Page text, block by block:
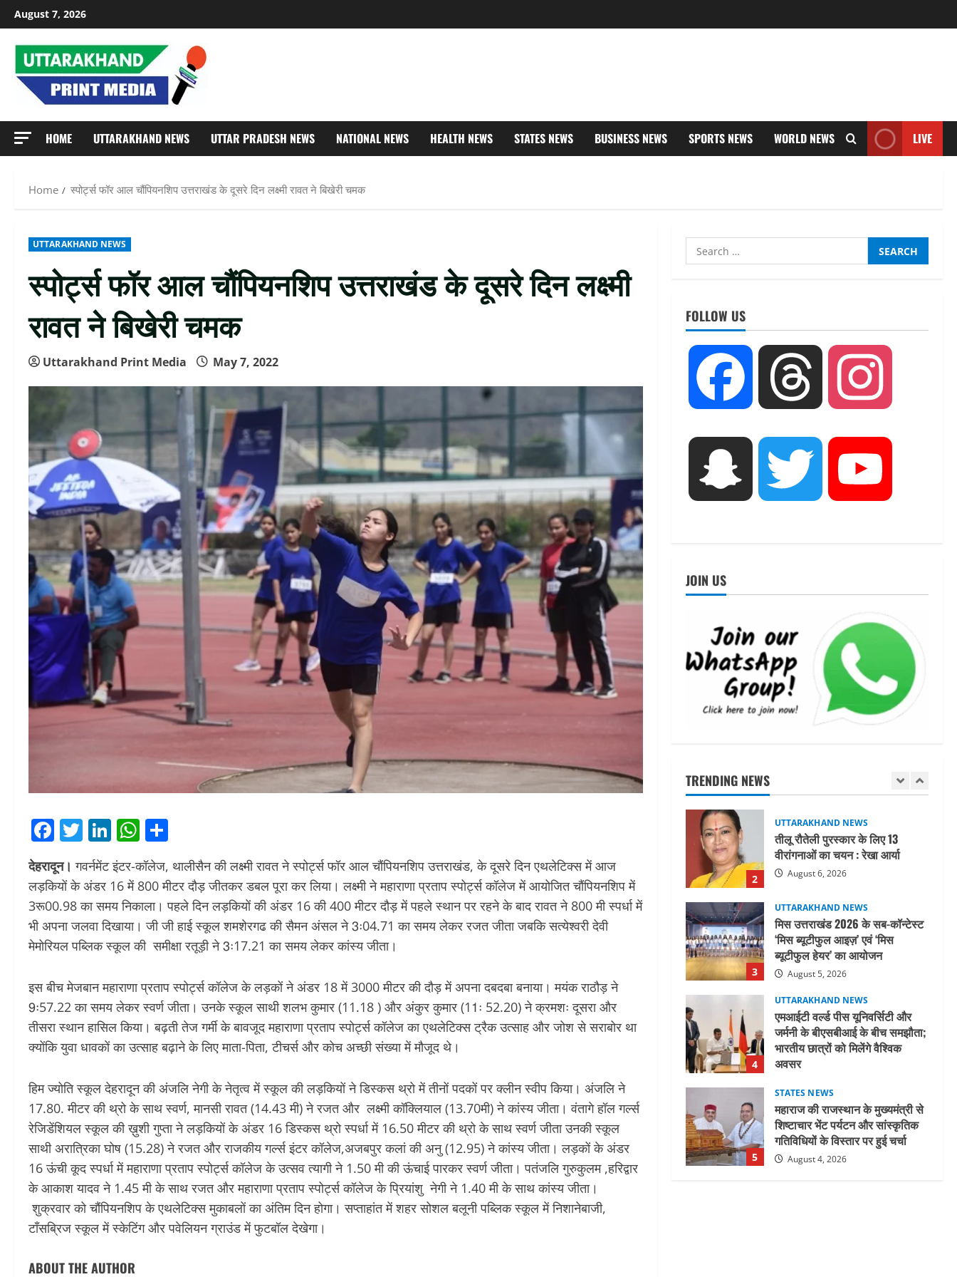
Skip
to
content
August 7, 2026
HOME UTTARAKHAND NEWS UTTAR PRADESH NEWS NATIONAL NEWS HEALTH NEWS STATES NEWS BUSINESS NEWS SPORTS NEWS WORLD NEWS LIVE
Home स्पोर्ट्स फॉर आल चौंपियनशिप उत्तराखंड के दूसरे दिन लक्ष्मी रावत ने बिखेरी चमक
UTTARAKHAND NEWS
स्पोर्ट्स फॉर आल चौंपियनशिप उत्तराखंड के दूसरे दिन लक्ष्मी
रावत ने बिखेरी चमक
Uttarakhand Print Media May 7, 2022
Facebook
Twitter
LinkedIn
WhatsApp
देहरादून। गवर्नमेंट इंटर-कॉलेज, थालीसैन की लक्ष्मी रावत ने स्पोर्ट्स फॉर आल चौंपियनशिप उत्तराखंड, के दूसरे दिन एथलेटिक्स में आज
लड़कियों के अंडर 16 में 800 मीटर दौड़ जीतकर डबल पूरा कर लिया। लक्ष्मी ने महाराणा प्रताप स्पोर्ट्स कॉलेज में आयोजित चौंपियनशिप में
3रू00.98 का समय निकाला। पहले दिन लड़कियों की अंडर 16 की 400 मीटर दौड़ में पहले स्थान पर रहने के बाद रावत ने 800 मी स्पर्धा में
भी अपना जलवा दिखाया। जी जी हाई स्कूल शमशेरगढ की सैमन अंसल ने 3ः04.71 का समय लेकर रजत जीता जबकि सत्येश्वरी देवी
मेमोरियल पब्लिक स्कूल की समीक्षा रतूड़ी ने 3ः17.21 का समय लेकर कांस्य जीता।
इस बीच मेजबान महाराणा प्रताप स्पोर्ट्स कॉलेज के लड़कों ने अंडर 18 में 3000 मीटर की दौड़ में अपना दबदबा बनाया। मयंक राठौड़ ने
9ः57.22 का समय लेकर स्वर्ण जीता। उनके स्कूल साथी शलभ कुमार (11.18 ) और अंकुर कुमार (11ः 52.20) ने क्रमशः दूसरा और
तीसरा स्थान हासिल किया। बढ़ती तेज गर्मी के बावजूद महाराणा प्रताप स्पोर्ट्स कॉलेज का एथलेटिक्स ट्रैक उत्साह और जोश से सराबोर था
क्योंकि युवा धावकों का उत्साह बढ़ाने के लिए माता-पिता, टीचर्स और कोच अच्छी संख्या में मौजूद थे।
हिम ज्योति स्कूल देहरादून की अंजलि नेगी के नेतृत्व में स्कूल की लड़कियों ने डिस्कस थ्रो में तीनों पदकों पर क्लीन स्वीप किया। अंजलि ने
17.80. मीटर की थ्रो के साथ स्वर्ण, मानसी रावत (14.43 मी) ने रजत और लक्ष्मी कॉक्लियाल (13.70मी) ने कांस्य जीता। वंतागे हॉल गर्ल्स
रेजिडेंशियल स्कूल की ख़ुशी गुप्ता ने लड़कियों के अंडर 16 डिस्कस थ्रो स्पर्धा में 16.50 मीटर की थ्रो के साथ स्वर्ण जीता उनकी स्कूल
साथी अरात्रिका घोष (15.28) ने रजत और राजकीय गर्ल्स इंटर कॉलेज,अजबपुर कलां की अनु (12.95) ने कांस्य जीता। लड़कों के अंडर
16 ऊंची कूद स्पर्धा में महाराणा प्रताप स्पोर्ट्स कॉलेज के उत्सव त्यागी ने 1.50 मी की ऊंचाई पारकर स्वर्ण जीता। पतंजलि गुरुकुलम ,हरिद्वार
के आकाश यादव ने 1.45 मी के साथ रजत और महाराणा प्रताप स्पोर्ट्स कॉलेज के प्रियांशु नेगी ने 1.40 मी के साथ कांस्य जीता।
शुक्रवार को चौंपियनशिप के एथलेटिक्स मुकाबलों का अंतिम दिन होगा। सप्ताहांत में शहर सोशल बलूनी पब्लिक स्कूल में निशानेबाजी,
टॉंसब्रिज स्कूल में स्केटिंग और पवेलियन ग्राउंड में फुटबॉल देखेगा।
ABOUT THE AUTHOR
Search
for:
FOLLOW US
Facebook Threads
Snapchat Twitter
JOIN US
TRENDING NEWS
UTTARAKHAND NEWS
तीलू रौतेली पुरस्कार के लिए 13
वीरांगनाओं का चयन : रेखा आर्या
August 6, 2026
UTTARAKHAND NEWS
मिस उत्तराखंड 2026 के सब-कॉन्टेस्ट
‘मिस ब्यूटीफुल आइज़’ एवं ‘मिस
ब्यूटीफुल हेयर’ का आयोजन
अवसर
5
STATES NEWS
महाराज की राजस्थान के मुख्यमंत्री से
शिष्टाचार भेंट पर्यटन और सांस्कृतिक
गतिविधियों के विस्तार पर हुई चर्चा
August 4, 2026
1
UTTARAKHAND NEWS
आपत्ति निस्तारण शिविर की व्यवस्थाओं
का लिया जायजा
August 6, 2026
2
UTTARAKHAND NEWS
तीलू रौतेली पुरस्कार के लिए 13
वीरांगनाओं का चयन : रेखा आर्या
August 6, 2026
3
UTTARAKHAND NEWS
मिस उत्तराखंड 2026 के सब-कॉन्टेस्ट
‘मिस ब्यूटीफुल आइज़’ एवं ‘मिस
ब्यूटीफुल हेयर’ का आयोजन
August 5, 2026
4
UTTARAKHAND NEWS
एमआईटी वर्ल्ड पीस यूनिवर्सिटी और
जर्मनी के बीएसबीआई के बीच समझौता;
भारतीय छात्रों को मिलेंगे वैश्विक
अवसर
5
STATES NEWS
महाराज की राजस्थान के मुख्यमंत्री से
शिष्टाचार भेंट पर्यटन और सांस्कृतिक
गतिविधियों के विस्तार पर हुई चर्चा
August 4, 2026